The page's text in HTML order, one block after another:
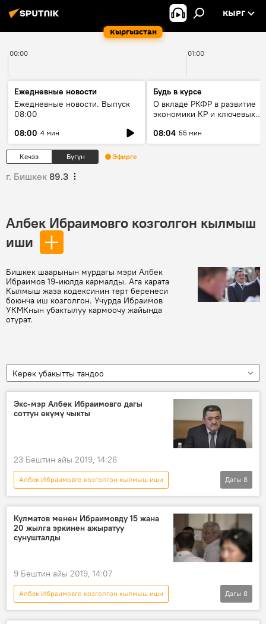
Кыргызстан
КЫРГ
00:00 01:00
Ежедневные новости
Ежедневные новости. Выпуск
08:00
08:00 4 мин
Будь в курсе
О вкладе РКФР в развитие
экономики КР и ключевых
08:04 55 мин
Кечээ Бүгүн Эфирге
г. Бишкек 89.3
Албек Ибраимовго козголгон кылмыш
иши
Бишкек шаарынын мурдагы мэри Албек
Ибраимов 19-июлда кармалды. Ага карата
Кылмыш жаза кодексинин төрт беренеси
боюнча иш козголгон. Учурда Ибраимов
УКМКнын убактылуу кармоочу жайында
отурат.
Керек убакытты тандоо
Экс-мэр Албек Ибраимовго дагы
соттун өкүмү чыкты
23 Бештин айы 2019, 14:26
Албек Ибраимовго козголгон кылмыш иши
Жаңылыктар
Коом
Кыргызстан
Албек Ибраимов
мэр
өкүм
Дагы 8
Кулматов менен Ибраимовду 15 жана
20 жылга эркинен ажыратуу
сунушталды
9 Бештин айы 2019, 14:07
Албек Ибраимовго козголгон кылмыш иши
Жаңылыктар
Кыргызстан
Дагы 8